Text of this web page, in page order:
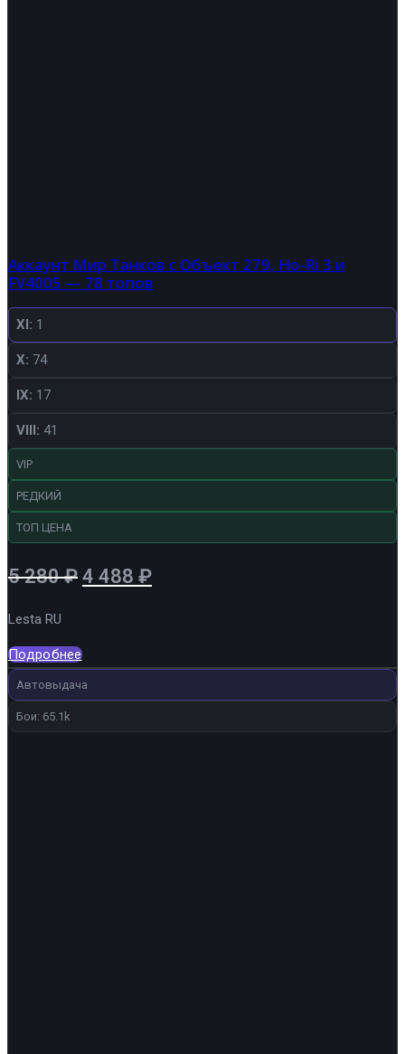
Аккаунт Мир Танков с Объект 279, Ho-Ri 3 и
FV4005 — 78 топов
XI: 1
X: 74
IX: 17
VIII: 41
VIP
РЕДКИЙ
ТОП ЦЕНА
5 280₽ Первоначальная
5
280 ₽.
4 488 ₽Текущая
Lesta RU
Подробнее
Автовыдача
Бои: 65.1k